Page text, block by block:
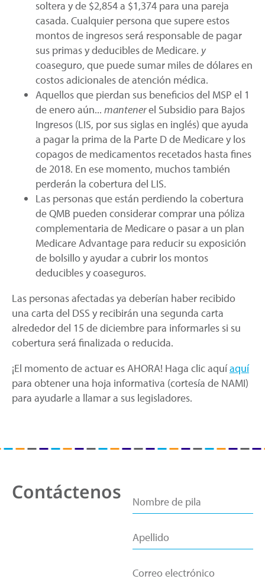
soltera y de $2,854 a $1,374 para una pareja
casada. Cualquier persona que supere estos
montos de ingresos será responsable de pagar
sus primas y deducibles de Medicare. y
coaseguro, que puede sumar miles de dólares en
costos adicionales de atención médica.
Aquellos que pierdan sus beneficios del MSP el 1
de enero aún... mantenerel Subsidio para Bajos
Ingresos (LIS, por sus siglas en inglés) que ayuda
a pagar la prima de la Parte D de Medicare y los
copagos de medicamentos recetados hasta fines
de 2018. En ese momento, muchos también
perderán la cobertura del LIS.
Las personas que están perdiendo la cobertura
de QMB pueden considerar comprar una póliza
complementaria de Medicare o pasar a un plan
Medicare Advantage para reducir su exposición
de bolsillo y ayudar a cubrir los montos
deducibles y coaseguros.
Las personas afectadas ya deberían haber recibido
una carta del DSS y recibirán una segunda carta
alrededor del 15 de diciembre para informarles si su
cobertura será finalizada o reducida.
¡El momento de actuar es AHORA! Haga clic aquíaquí
para obtener una hoja informativa (cortesía de NAMI)
para ayudarle a llamar a sus legisladores.
Contáctenos